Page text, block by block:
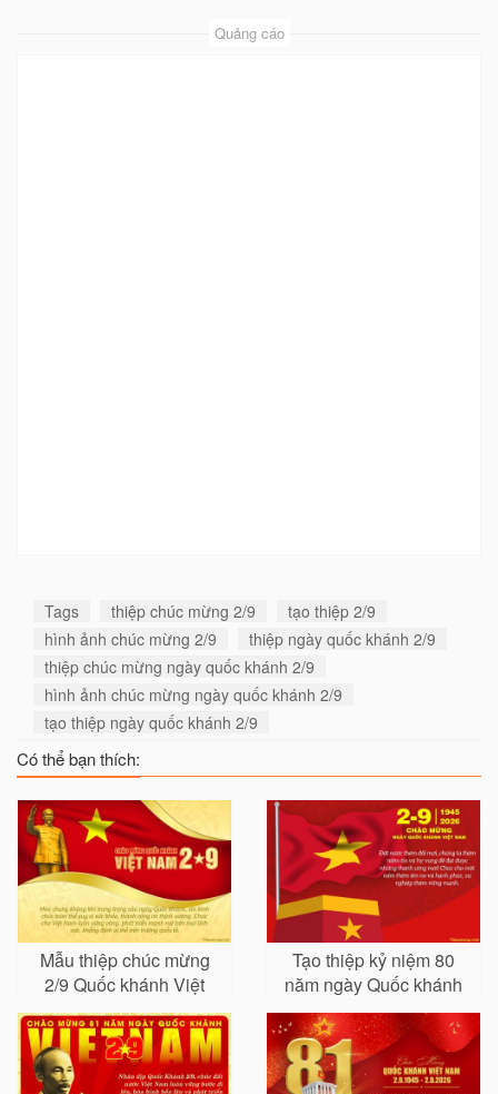
Quảng cáo
Tags thiệp chúc mừng 2/9
tạo thiệp 2/9
hình ảnh chúc mừng 2/9
thiệp ngày quốc khánh 2/9
thiệp chúc mừng ngày quốc khánh 2/9
hình ảnh chúc mừng ngày quốc khánh 2/9
tạo thiệp ngày quốc khánh 2/9
Có thể bạn thích:
Mẫu thiệp chúc mừng
2/9 Quốc khánh Việt
Nam đẹp và ý nghĩa
Tạo thiệp kỷ niệm 80
năm ngày Quốc khánh
2/9